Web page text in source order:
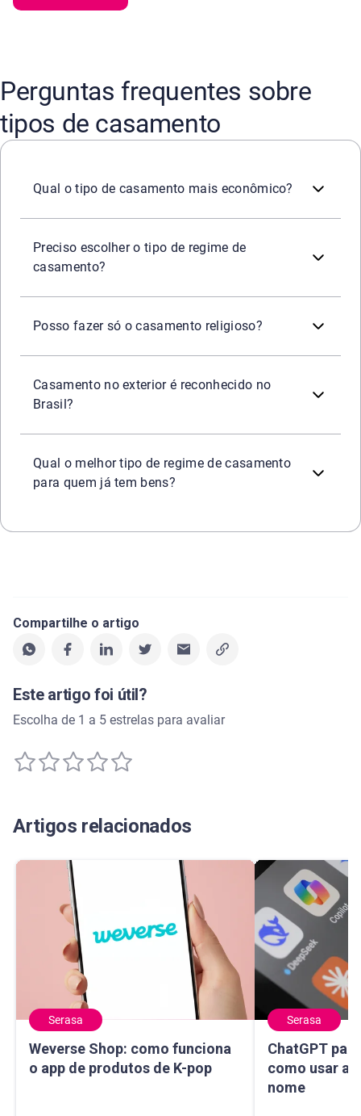
Perguntas frequentes sobre
tipos de casamento
Qual o tipo de casamento mais econômico?
Preciso escolher o tipo de regime de
casamento?
Posso fazer só o casamento religioso?
Casamento no exterior é reconhecido no
Brasil?
Qual o melhor tipo de regime de casamento
para quem já tem bens?
Compartilhe o artigo
Este artigo foi útil?
Escolha de 1 a 5 estrelas para avaliar
Artigos relacionados
Serasa
Weverse Shop: como funciona
o app de produtos de K-pop
Weverse Shop: como funciona o app de produtos de K-pop
Serasa
ChatGPT
como usar a
nome
ChatGPT para